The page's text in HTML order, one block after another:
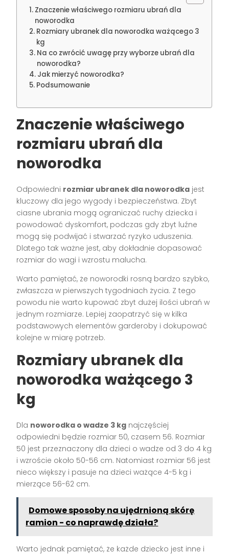
Znaczenie właściwego rozmiaru ubrań dla
noworodka
Rozmiary ubranek dla noworodka ważącego 3
kg
Na co zwrócić uwagę przy wyborze ubrań dla
noworodka?
Jak mierzyć noworodka?
Podsumowanie
Znaczenie właściwego
rozmiaru ubrań dla
noworodka
Odpowiedni rozmiar ubranek dla noworodka jest
kluczowy dla jego wygody i bezpieczeństwa. Zbyt
ciasne ubrania mogą ograniczać ruchy dziecka i
powodować dyskomfort, podczas gdy zbyt luźne
mogą się podwijać i stwarzać ryzyko uduszenia.
Dlatego tak ważne jest, aby dokładnie dopasować
rozmiar do wagi i wzrostu malucha.
Warto pamiętać, że noworodki rosną bardzo szybko,
zwłaszcza w pierwszych tygodniach życia. Z tego
powodu nie warto kupować zbyt dużej ilości ubrań w
jednym rozmiarze. Lepiej zaopatrzyć się w kilka
podstawowych elementów garderoby i dokupować
kolejne w miarę potrzeb.
Rozmiary ubranek dla
noworodka ważącego 3
kg
Dla noworodka o wadze 3 kg najczęściej
odpowiedni będzie rozmiar 50, czasem 56. Rozmiar
50 jest przeznaczony dla dzieci o wadze od 3 do 4 kg
i wzroście około 50-56 cm. Natomiast rozmiar 56 jest
nieco większy i pasuje na dzieci ważące 4-5 kg i
mierzące 56-62 cm.
Domowe sposoby na ujędrnioną skórę
ramion - co naprawdę działa?
Warto jednak pamiętać, że każde dziecko jest inne i